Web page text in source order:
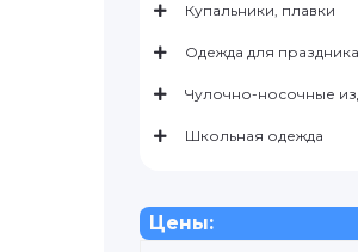
Купальники, плавки
Одежда для праздника
Чулочно-носочные
Школьная одежда
Цены: